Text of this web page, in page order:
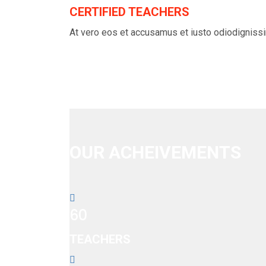
CERTIFIED TEACHERS
At vero eos et accusamus et iusto